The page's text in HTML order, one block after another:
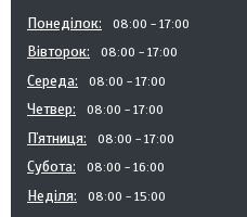
Понеділок 08:00 17:00
Вівторок 08:00 17:00
Середа 08:00 17:00
Четвер 08:00 17:00
Пʼятниця 08:00 17:00
Субота 08:00 16:00
Неділя 08:00 15:00